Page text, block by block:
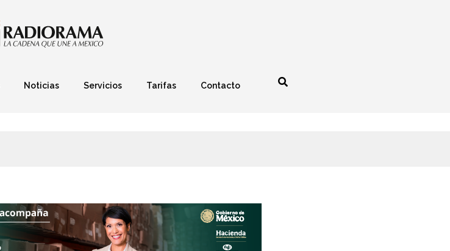
Noticias Servicios Tarifas Contacto